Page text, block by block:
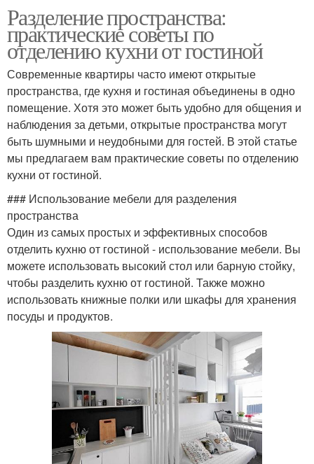
Разделение пространства:
практические советы по
отделению кухни от гостиной
Современные квартиры часто имеют открытые
пространства, где кухня и гостиная объединены в одно
помещение. Хотя это может быть удобно для общения и
наблюдения за детьми, открытые пространства могут
быть шумными и неудобными для гостей. В этой статье
мы предлагаем вам практические советы по отделению
кухни от гостиной.
### Использование мебели для разделения
пространства
Один из самых простых и эффективных способов
отделить кухню от гостиной - использование мебели. Вы
можете использовать высокий стол или барную стойку,
чтобы разделить кухню от гостиной. Также можно
использовать книжные полки или шкафы для хранения
посуды и продуктов.